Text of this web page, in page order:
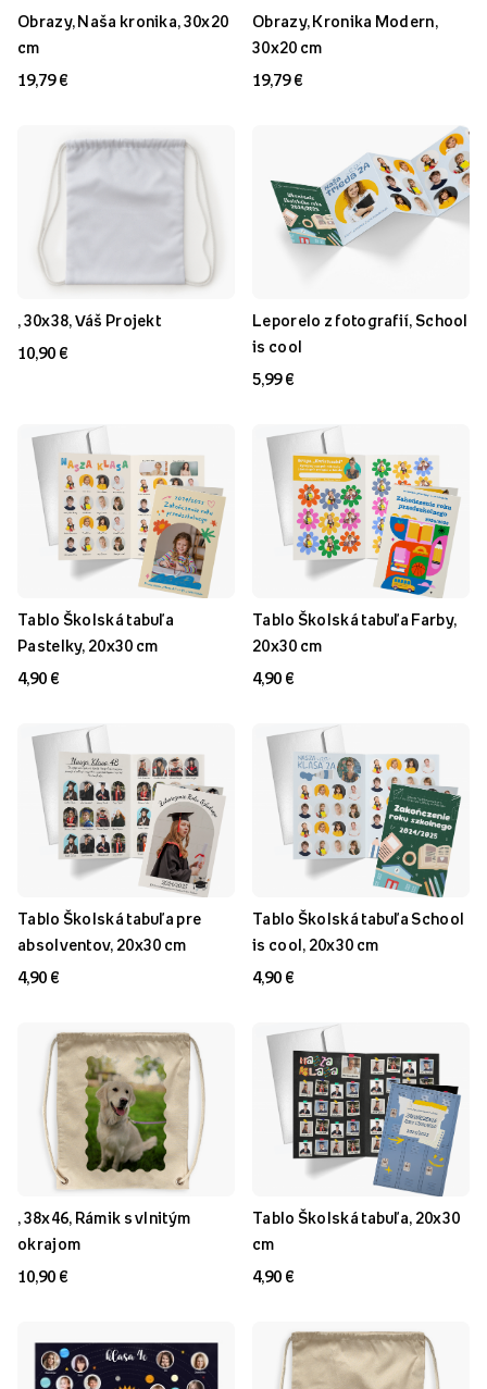
Obrazy, Naša kronika, 30x20
cm
19,79 €
Obrazy, Kronika Modern,
30x20 cm
19,79 €
, 30x38, Váš Projekt
10,90 €
Leporelo z fotografií, School
is cool
5,99 €
Tablo Školská tabuľa
Pastelky, 20x30 cm
4,90 €
Tablo Školská tabuľa Farby,
20x30 cm
4,90 €
Tablo Školská tabuľa pre
absolventov, 20x30 cm
4,90 €
Tablo Školská tabuľa School
is cool, 20x30 cm
4,90 €
, 38x46, Rámik s vlnitým
okrajom
10,90 €
Tablo Školská tabuľa, 20x30
cm
4,90 €